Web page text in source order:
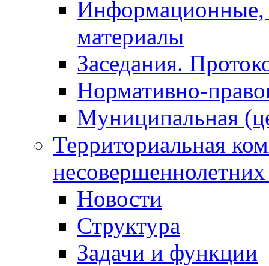
Информационные,
материалы
Заседания.
Нормативно-
Муниципальная
Территориальная
Новости
Структура
Задачи и функции